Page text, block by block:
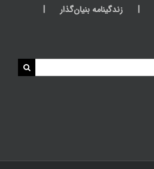
زندگینامه بنیان‌گذار